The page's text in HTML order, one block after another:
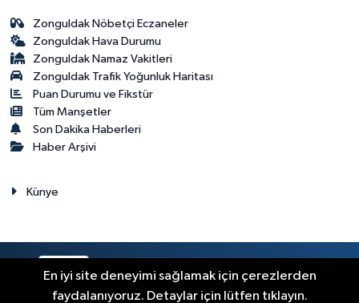
Zonguldak Nöbetçi Eczaneler
Zonguldak Hava Durumu
Zonguldak Namaz Vakitleri
Zonguldak Trafik Yoğunluk Haritası
Puan Durumu ve Fikstür
Tüm Manşetler
Son Dakika Haberleri
Haber Arşivi
Künye
RSS Copyright © 2023. Her hakkı saklıdır.
En iyi site deneyimi sağlamak için çerezlerden
faydalanıyoruz. Detaylar için lütfen tıklayın.